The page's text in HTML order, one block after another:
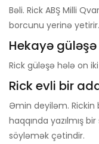
Bəli. Rick ABŞ Milli
borcunu yerinə yetirir.
Hekayə
Rick güləşə hələ on iki
Rick evli bir
Əmin deyiləm.
haqqında yazılmış
söyləmək çətindir.